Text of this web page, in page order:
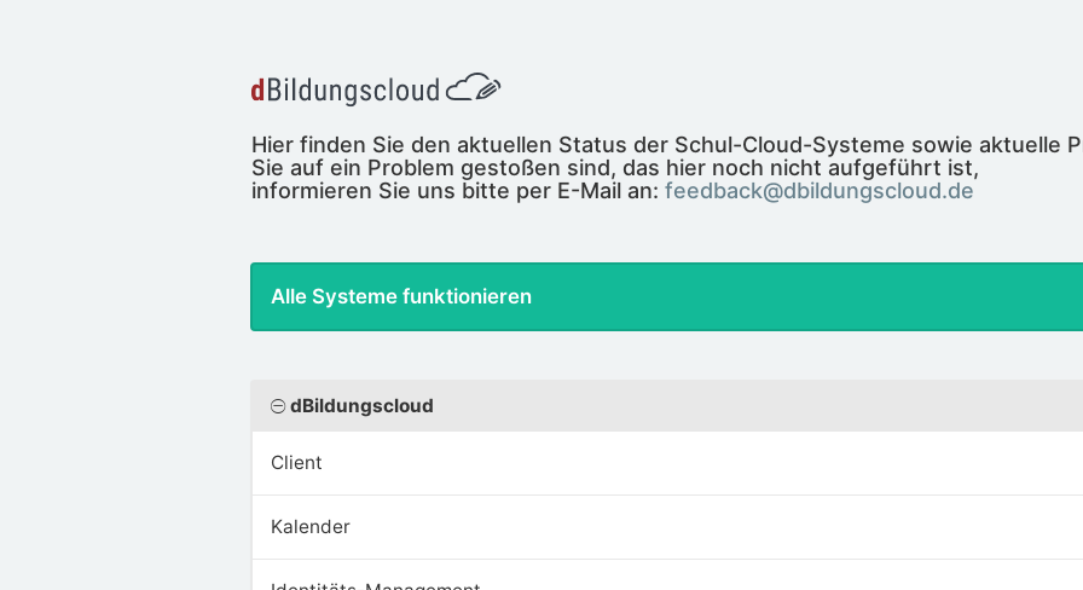
Hier finden Sie den aktuellen Status der Schul-Cloud-Systeme sowie aktuelle
Sie auf ein Problem gestoßen sind, das hier noch nicht aufgeführt ist,
informieren Sie uns bitte per E-Mail an: feedback@dbildungscloud.de
Alle Systeme funktionieren
dBildungscloud
Client
Kalender